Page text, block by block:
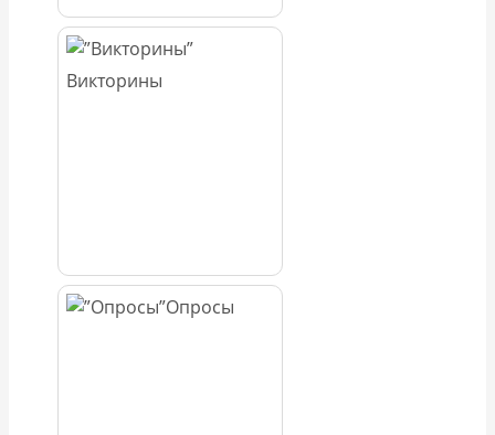
Викторины
Опросы